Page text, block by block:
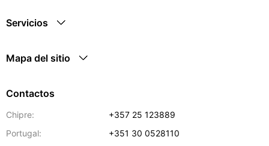
Servicios
Mapa del sitio
Contactos
Chipre:
+357 25 123889
Portugal:
+351 30 0528110